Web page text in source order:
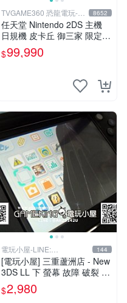
TVGAME360 恐龍電玩-台
中店
8652
任天堂 Nintendo 2DS 主機
日規機 皮卡丘 御三家 限定主
機 (附原廠充電器+保護貼)
【台中恐龍電玩】
$99,990
電玩小屋-LINE:
@AHZ5142U
144
[電玩小屋] 三重蘆洲店 - New
3DS LL 下 螢幕 故障 破裂 更
換 [現場維修]
$2,980